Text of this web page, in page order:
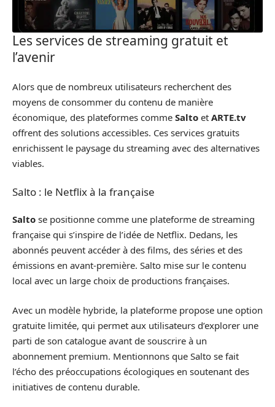
Les services de streaming gratuit et
l’avenir
Alors que de nombreux utilisateurs recherchent des
moyens de consommer du contenu de manière
économique, des plateformes comme Salto et ARTE.tv
offrent des solutions accessibles. Ces services gratuits
enrichissent le paysage du streaming avec des alternatives
viables.
Salto : le Netflix à la française
Salto se positionne comme une plateforme de streaming
française qui s’inspire de l’idée de Netflix. Dedans, les
abonnés peuvent accéder à des films, des séries et des
émissions en avant-première. Salto mise sur le contenu
local avec un large choix de productions françaises.
Avec un modèle hybride, la plateforme propose une option
gratuite limitée, qui permet aux utilisateurs d’explorer une
parti de son catalogue avant de souscrire à un
abonnement premium. Mentionnons que Salto se fait
l’écho des préoccupations écologiques en soutenant des
initiatives de contenu durable.